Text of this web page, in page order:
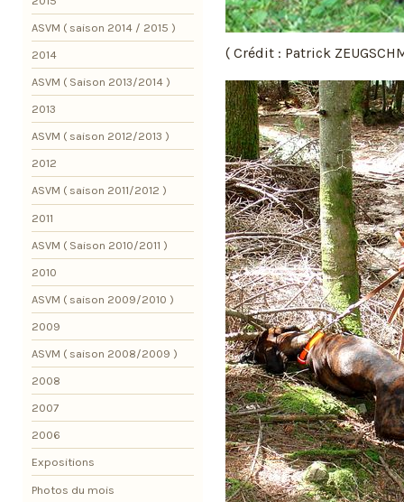
( Crédit : Patrick
ASVM ( saison 2014 / 2015 )
2014
ASVM ( Saison 2013/2014 )
2013
ASVM ( saison 2012/2013 )
2012
ASVM ( saison 2011/2012 )
2011
ASVM ( Saison 2010/2011 )
2010
ASVM ( saison 2009/2010 )
2009
ASVM ( saison 2008/2009 )
2008
2007
2006
Expositions
Photos du mois